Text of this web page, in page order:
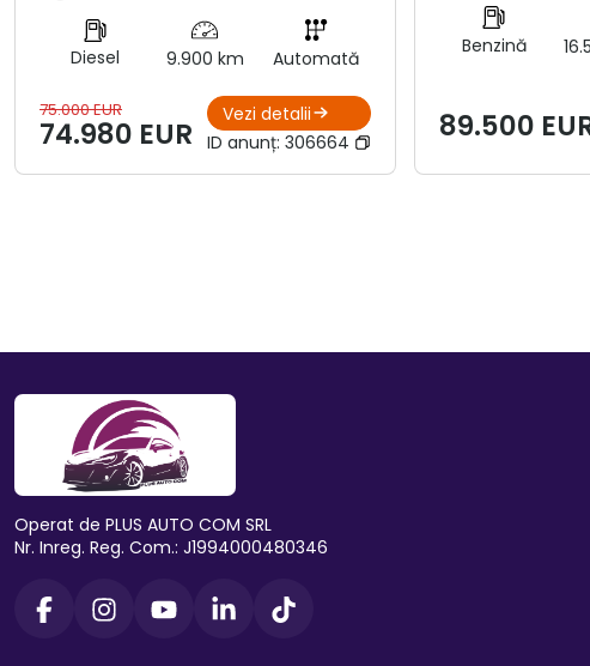
Diesel 9.900 km Automată
75.000 EUR
74.980 EUR
Vezi detalii
ID anunț: 306664
Benzină
89.500
Operat de PLUS AUTO COM SRL
Nr. Inreg. Reg. Com.: J1994000480346